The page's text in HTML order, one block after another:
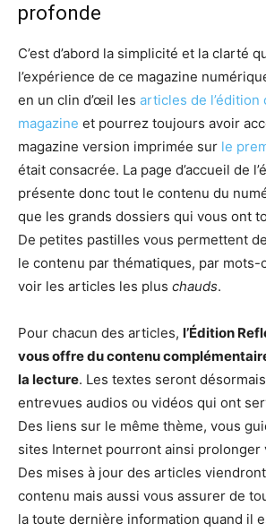
profonde
C’est d’abord la simplicité et la clarté
l’expérience de ce magazine
en un clin d’œil les articles de l’édition
magazine et pourrez toujours avoir
magazine version imprimée sur le
était consacrée. La page d’accueil de
présente donc tout le contenu du
que les grands dossiers qui vous ont
De petites pastilles vous permettent
le contenu par thématiques, par mots-
voir les articles les plus chauds.
Pour chacun des articles, l’Édition
vous offre du contenu
la lecture. Les textes seront
entrevues audios ou vidéos qui ont
Des liens sur le même thème, vous
sites Internet pourront ainsi prolonger
Des mises à jour des articles
contenu mais aussi vous assurer de
la toute dernière information quand il